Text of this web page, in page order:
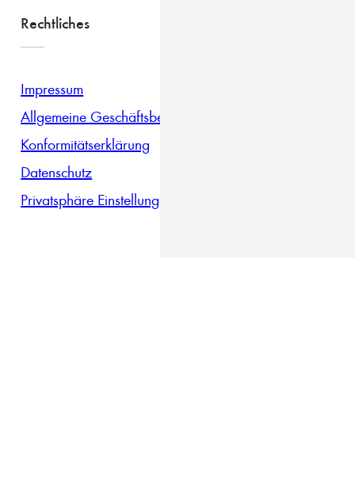
Rechtliches
Impressum
Allgemeine Geschäftsbedingungen
Konformitätserklärung
Datenschutz
Privatsphäre Einstellungen